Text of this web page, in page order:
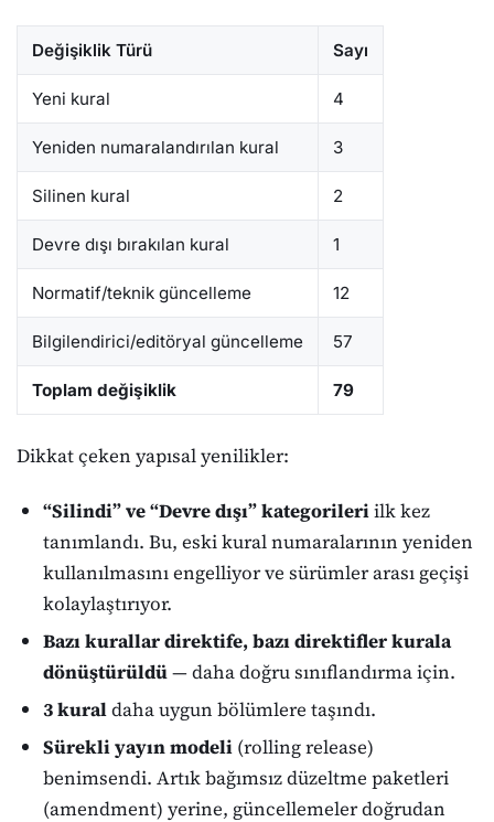
Değişiklik Türü Sayı
Yeni kural 4
Yeniden numaralandırılan kural 3
Silinen kural 2
Devre dışı bırakılan kural 1
Normatif/teknik güncelleme 12
Bilgilendirici/editöryal güncelleme 57
Toplam değişiklik 79
Dikkat çeken yapısal yenilikler:
“Silindi” ve “Devre dışı” kategorileriilk kez
tanımlandı. Bu, eski kural numaralarının yeniden
kullanılmasını engelliyor ve sürümler arası geçişi
kolaylaştırıyor.
Bazı kurallar direktife, bazı direktifler kurala
dönüştürüldü— daha doğru sınıflandırma için.
3 kuraldaha uygun bölümlere taşındı.
Sürekli yayın modeli(rolling release)
benimsendi. Artık bağımsız düzeltme paketleri
(amendment) yerine, güncellemeler doğrudan